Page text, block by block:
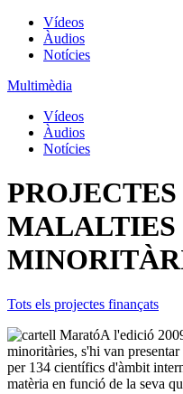
Vídeos
Àudios
Notícies
Multimèdia
Vídeos
Àudios
Notícies
MALALTIES
Tots els projectes finançats
A l'edició
minoritàries, s'hi van
per 134 científics d'àmbit
matèria en funció de la seva